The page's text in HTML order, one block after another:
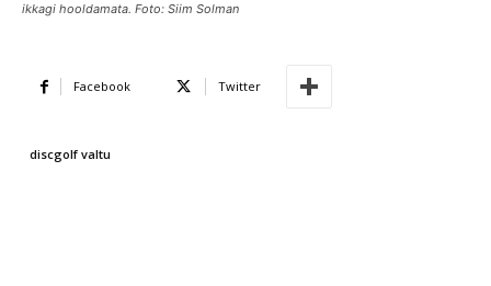
ikkagi hooldamata. Foto: Siim Solman
Facebook Twitter
discgolf valtu